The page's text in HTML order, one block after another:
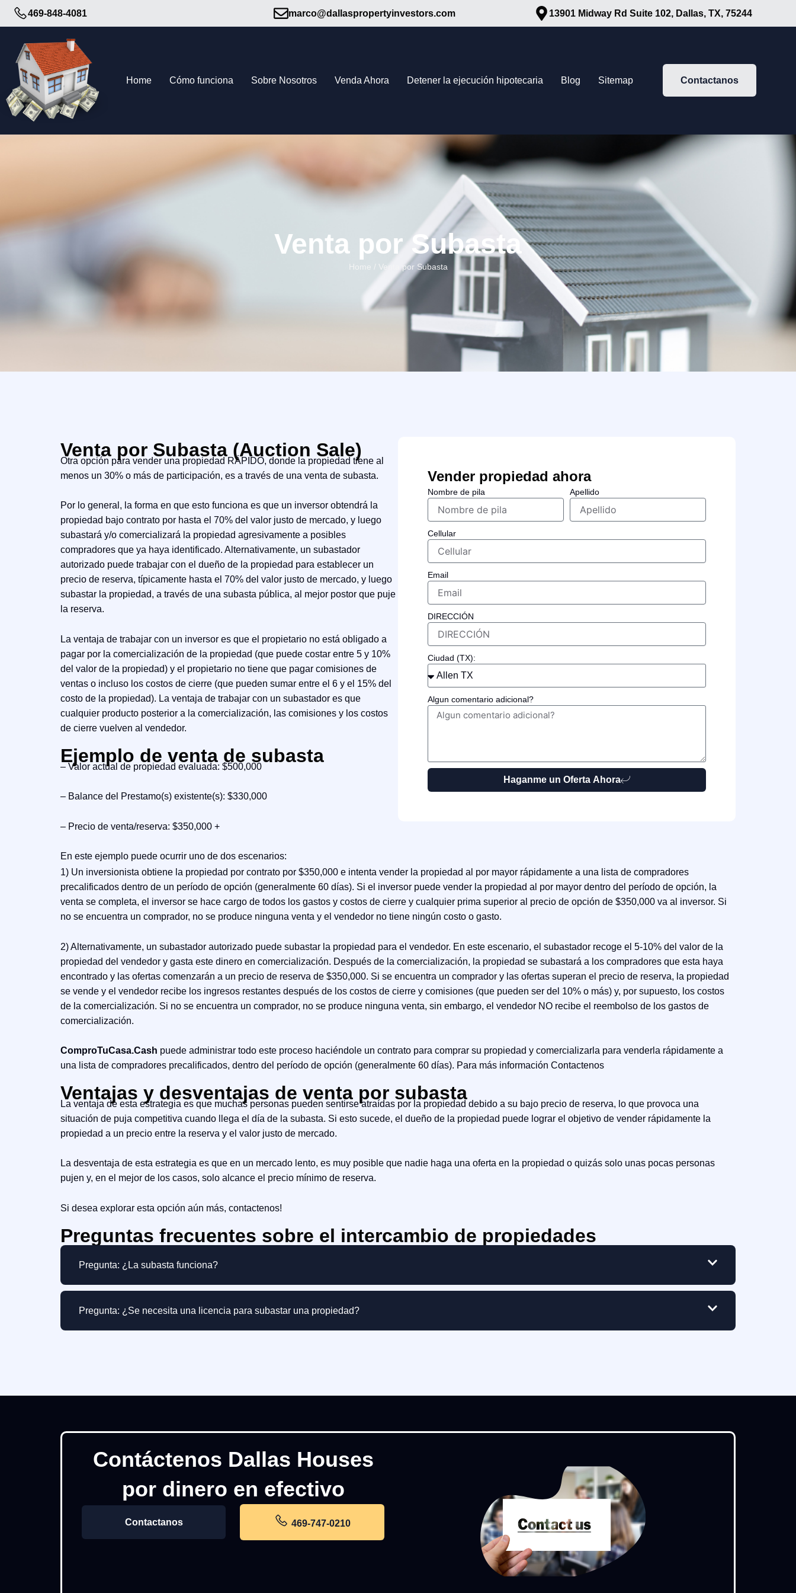
Skip
469-848-4081 marco@dallaspropertyinvestors.com 13901 Midway Rd Suite 102, Dallas, TX, 75244
Home Cómo funciona Sobre Nosotros Venda Ahora Detener la ejecución hipotecaria Blog Sitemap Contactanos
Venta por Subasta
Home / Venta por Subasta
Venta por Subasta (Auction Sale)
Otra opción para vender una propiedad RÁPIDO, donde la propiedad tiene al
menos un 30% o más de participación, es a través de una venta de subasta.
Por lo general, la forma en que esto funciona es que un inversor obtendrá la
propiedad bajo contrato por hasta el 70% del valor justo de mercado, y luego
subastará y/o comercializará la propiedad agresivamente a posibles
compradores que ya haya identificado. Alternativamente, un subastador
autorizado puede trabajar con el dueño de la propiedad para establecer un
precio de reserva, típicamente hasta el 70% del valor justo de mercado, y luego
subastar la propiedad, a través de una subasta pública, al mejor postor que puje
la reserva.
La ventaja de trabajar con un inversor es que el propietario no está obligado a
pagar por la comercialización de la propiedad (que puede costar entre 5 y 10%
del valor de la propiedad) y el propietario no tiene que pagar comisiones de
ventas o incluso los costos de cierre (que pueden sumar entre el 6 y el 15% del
costo de la propiedad). La ventaja de trabajar con un subastador es que
cualquier producto posterior a la comercialización, las comisiones y los costos
de cierre vuelven al vendedor.
Ejemplo de venta de subasta
– Valor actual de propiedad evaluada: $500,000
– Balance del Prestamo(s) existente(s): $330,000
– Precio de venta/reserva: $350,000 +
En este ejemplo puede ocurrir uno de dos escenarios:
Vender propiedad ahora
Nombre de pila Apellido
Cellular
Email
DIRECCIÓN
Ciudad (TX):
Algun comentario adicional?
Haganme un Oferta Ahora
1) Un inversionista obtiene la propiedad por contrato por $350,000 e intenta vender la propiedad al por mayor rápidamente a una lista de compradores
precalificados dentro de un período de opción (generalmente 60 días). Si el inversor puede vender la propiedad al por mayor dentro del período de opción, la
venta se completa, el inversor se hace cargo de todos los gastos y costos de cierre y cualquier prima superior al precio de opción de $350,000 va al inversor. Si
no se encuentra un comprador, no se produce ninguna venta y el vendedor no tiene ningún costo o gasto.
2) Alternativamente, un subastador autorizado puede subastar la propiedad para el vendedor. En este escenario, el subastador recoge el 5-10% del valor de la
propiedad del vendedor y gasta este dinero en comercialización. Después de la comercialización, la propiedad se subastará a los compradores que esta haya
encontrado y las ofertas comenzarán a un precio de reserva de $350,000. Si se encuentra un comprador y las ofertas superan el precio de reserva, la propiedad
se vende y el vendedor recibe los ingresos restantes después de los costos de cierre y comisiones (que pueden ser del 10% o más) y, por supuesto, los costos
de la comercialización. Si no se encuentra un comprador, no se produce ninguna venta, sin embargo, el vendedor NO recibe el reembolso de los gastos de
comercialización.
ComproTuCasa.Cash puede administrar todo este proceso haciéndole un contrato para comprar su propiedad y comercializarla para venderla rápidamente a
una lista de compradores precalificados, dentro del período de opción (generalmente 60 días). Para más información Contactenos
Ventajas y desventajas de venta por subasta
La ventaja de esta estrategia es que muchas personas pueden sentirse atraídas por la propiedad debido a su bajo precio de reserva, lo que provoca una
situación de puja competitiva cuando llega el día de la subasta. Si esto sucede, el dueño de la propiedad puede lograr el objetivo de vender rápidamente la
propiedad a un precio entre la reserva y el valor justo de mercado.
La desventaja de esta estrategia es que en un mercado lento, es muy posible que nadie haga una oferta en la propiedad o quizás solo unas pocas personas
pujen y, en el mejor de los casos, solo alcance el precio mínimo de reserva.
Si desea explorar esta opción aún más, contactenos!
Preguntas frecuentes sobre el intercambio de propiedades
Pregunta: ¿La subasta funciona?
Pregunta: ¿Se necesita una licencia para subastar una propiedad?
Contáctenos Dallas Houses
por dinero en efectivo
Contactanos 469-747-0210